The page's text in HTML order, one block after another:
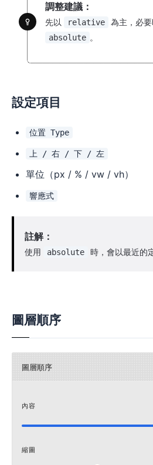
調整建議：
先以 relative 為主，必
absolute 。
設定項目
位置 Type
上 / 右 / 下 / 左
單位（px / % / vw / vh）
響應式
註解：
使用 absolute 時，會以最近的
圖層順序
圖層順序
內容
縮圖